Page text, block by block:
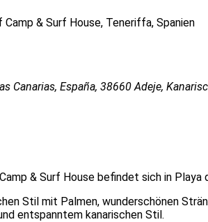
Camp & Surf House, Teneriffa, Spanien
Canarias, España, 38660 Adeje,
& Surf House befindet sich in
Stil mit Palmen, wunderschönen
entspanntem kanarischen Stil.